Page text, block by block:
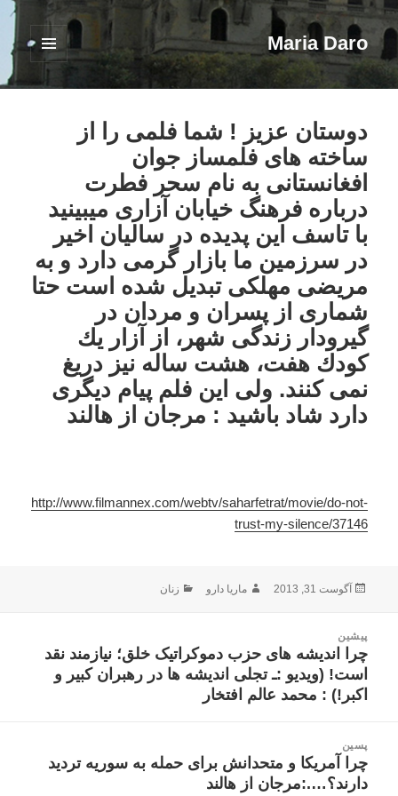
Maria Daro
فهرست
ابزارک‌ها
دوستان عزيز ! شما فلمی را از
ساخته های فلمساز جوان
افغانستانی به نام سحر فطرت
درباره فرهنگ خيابان آزاری ميبينيد
با تاسف اين پديده در ساليان اخير
در سرزمين ما بازار گرمی دارد و به
مريضی مهلکی تبديل شده است حتا
شمارى از پسران و مردان در
گيرودار زندگى شهر، از آزار يك
كودك هفت، هشت ساله نيز دريغ
نمى كنند. ولی اين فلم پيام ديگری
دارد شاد باشيد : مرجان از هالند
http://www.filmannex.com/webtv/saharfetrat/movie/do-not-
trust-my-silence/37146
ارسال
آگوست 31, 2013 نویسنده
ماریا دارو دسته‌ها
زنان
نوشتهپیشین
نوشته
قبلی:
چرا اندیشه های حزب دموکراتیک خلق؛ نیازمند نقد
است! (ویدیو :ـ تجلی اندیشه ها در رهبران کبیر و
اکبر!) : محمد عالم افتخار
پسین
نوشته
بعدی:
چرا آمریکا و متحدانش برای حمله به سوریه تردید
دارند؟….:مرجان از هالند